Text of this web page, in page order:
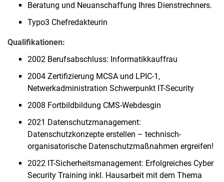
Beratung und Neuanschaffung Ihres Dienstrechners.
Typo3 Chefredakteurin
Qualifikationen:
2002 Berufsabschluss: Informatikkauffrau
2004 Zertifizierung MCSA und LPIC-1,
Netwerkadministration Schwerpunkt IT-Security
2008 Fortbildbildung CMS-Webdesgin
2021 Datenschutzmanagement:
Datenschutzkonzepte erstellen – technisch-
organisatorische Datenschutzmaßnahmen ergreifen!
2022 IT-Sicherheitsmanagement: Erfolgreiches Cyber
Security Training inkl. Hausarbeit mit dem Thema